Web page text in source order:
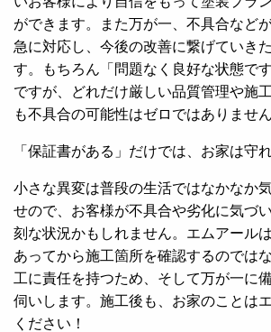
ができます。また万が一、不具合など
急に対応し、今後の改善に繋げていき
す。もちろん「問題なく良好な状態で
ですが、どれだけ厳しい品質管理や施
も不具合の可能性はゼロではありません
「保証書がある」だけでは、お家は守
小さな異変は普段の生活ではなかなか
せので、お客様が不具合や劣化に気づ
刻な状況かもしれません。エムアール
あってから施工箇所を確認するのでは
工に責任を持つため、そして万が一に
伺いします。施工後も、お家のことは
ください！